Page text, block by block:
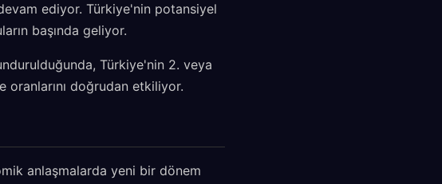
ediyor. Türkiye'nin potansiyel
başında geliyor.
Türkiye'nin 2. veya
oranlarını doğrudan etkiliyor.
anlaşmalarda yeni bir dönem